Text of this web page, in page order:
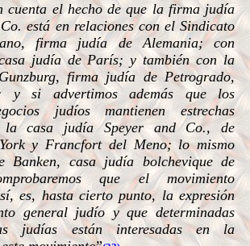
cuenta el hecho de que la firma judía
está en relaciones con el Sindicato
firma judía de Alemania; con
judía de París; y también con la
firma judía de Petrogrado,
y si advertimos además que los
judíos mantienen estrechas
la casa judía Speyer and Co., de
y Francfort del Meno; lo mismo
Banken, casa judía bolchevique de
que el movimiento
es, hasta cierto punto, la expresión
general judío y que determinadas
judías están interesadas en la